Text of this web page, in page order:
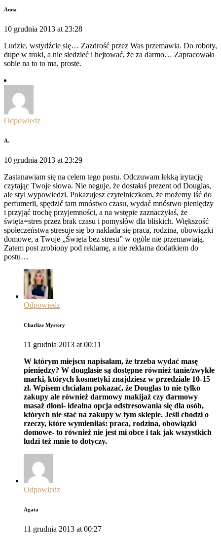
Anna
10 grudnia 2013 at 23:28
Ludzie, wstydźcie się… Zazdrość przez Was przemawia. Do roboty,
dupe w troki, a nie siedzieć i hejtować, że za darmo… Zapracowała
sobie na to to ma, proste.
Odpowiedz
A.
10 grudnia 2013 at 23:29
Zastanawiam się na celem tego postu. Odczuwam lekką irytację
czytając Twoje słowa. Nie neguje, że dostałaś prezent od Douglas,
ale styl wypowiedzi. Pokazujesz czytelniczkom, że możemy iść do
perfumerii, spędzić tam mnóstwo czasu, wydać mnóstwo pieniędzy
i przyjąć trochę przyjemności, a na wstępie zaznaczyłaś, że
święta=stres przez brak czasu i pomysłów dla bliskich. Większość
społeczeństwa stresuje się bo nakłada się praca, rodzina, obowiązki
domowe, a Twoje „Święta bez stresu” w ogóle nie przemawiają.
Zatem post zrobiony pod reklamę, a nie reklama dodatkiem do
postu…
Odpowiedz
Charlize Mystery
11 grudnia 2013 at 00:11
W którym miejscu napisałam, że trzeba wydać masę
pieniędzy? W douglasie są dostępne również tanie/zwykłe
marki, których kosmetyki znajdziesz w przedziale 10-15
zł. Wpisem chciałam pokazać, że Douglas to nie tylko
zakupy ale również darmowy makijaż czy darmowy
masaż dłoni- idealna opcja odstresowania się dla osób,
których nie stać na zakupy w tym sklepie. Jeśli chodzi o
rzeczy, które wymieniłaś: praca, rodzina, obowiązki
domowe- to również nie jest mi obce i tak jak wszystkich
ludzi też mnie to dotyczy.
Odpowiedz
Agata
11 grudnia 2013 at 00:27